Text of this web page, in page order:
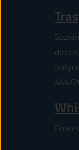
444/